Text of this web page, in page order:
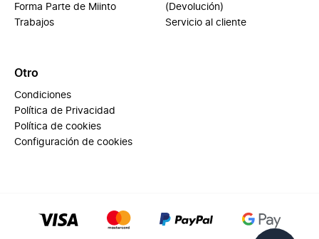
Forma Parte de Miinto
Trabajos
(Devolución)
Servicio al cliente
Otro
Condiciones
Política de Privacidad
Política de cookies
Configuración de cookies